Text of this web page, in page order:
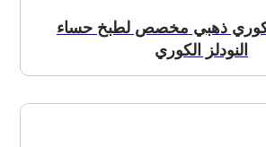
كوري ذهبي مخصص لطبخ حساء
النودلز الكوري